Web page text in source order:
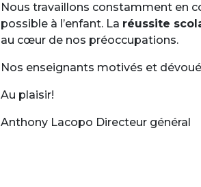
Nous travaillons constamment en
possible à l’enfant. La réussite
au cœur de nos préoccupations.
Nos enseignants motivés et
Au plaisir!
Anthony Lacopo Directeur général